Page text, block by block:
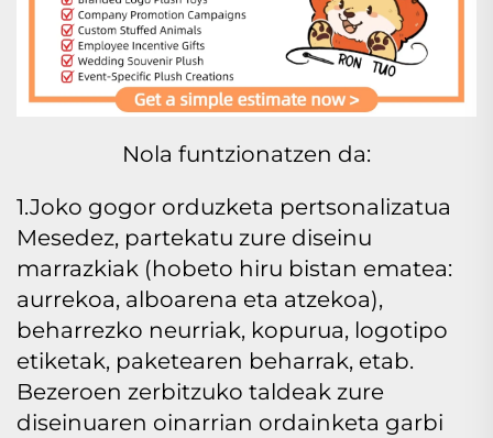
Nola funtzionatzen da:
1.Joko gogor orduzketa pertsonalizatua
Mesedez, partekatu zure diseinu
marrazkiak (hobeto hiru bistan ematea:
aurrekoa, alboarena eta atzekoa),
beharrezko neurriak, kopurua, logotipo
etiketak, paketearen beharrak, etab.
Bezeroen zerbitzuko taldeak zure
diseinuaren oinarrian ordainketa garbi